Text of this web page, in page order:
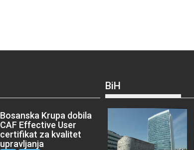
Bosanska Krupa dobila
CAF Effective User
certifikat za kvalitet
upravljanja
BiH